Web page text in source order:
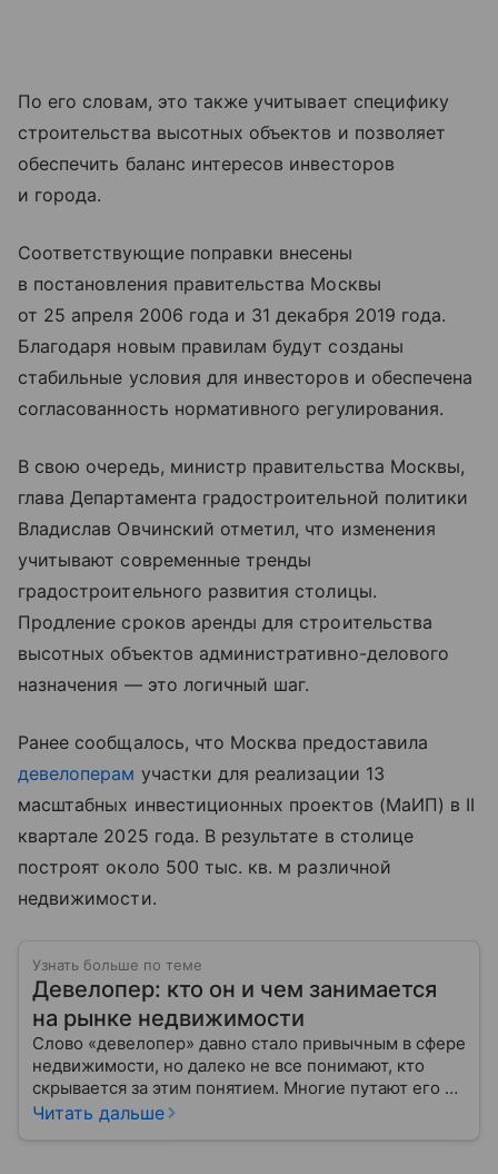
По его словам, это также учитывает специфику
строительства высотных объектов и позволяет
обеспечить баланс интересов инвесторов
и города.
Соответствующие поправки внесены
в постановления правительства Москвы
от 25 апреля 2006 года и 31 декабря 2019 года.
Благодаря новым правилам будут созданы
стабильные условия для инвесторов и обеспечена
согласованность нормативного регулирования.
В свою очередь, министр правительства Москвы,
глава Департамента градостроительной политики
Владислав Овчинский отметил, что изменения
учитывают современные тренды
градостроительного развития столицы.
Продление сроков аренды для строительства
высотных объектов административно-делового
назначения — это логичный шаг.
Ранее сообщалось, что Москва предоставила
девелоперам участки для реализации 13
масштабных инвестиционных проектов (МаИП) в II
квартале 2025 года. В результате в столице
построят около 500 тыс. кв. м различной
недвижимости.
Узнать больше по теме
Девелопер: кто он и чем занимается
на рынке недвижимости
Слово «девелопер» давно стало привычным в сфере
недвижимости, но далеко не все понимают, кто
скрывается за этим понятием. Многие путают его с
застройщиком, думая, что это одно и то же. На
Читать дальше